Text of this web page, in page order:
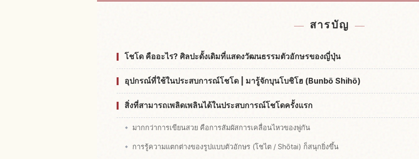
สารบัญ
โชโด คืออะไร? ศิลปะดั้งเดิมที่แสดงวัฒนธรรมตัวอักษรของญี่ปุ่น
อุปกรณ์ที่ใช้ในประสบการณ์โชโด | มารู้จักบุนโบชิโฮ (Bunbō Shihō)
สิ่งที่สามารถเพลิดเพลินได้ในประสบการณ์โชโดครั้งแรก
มากกว่าการเขียนสวย คือการสัมผัสการเคลื่อนไหวของพู่กัน
การรู้ความแตกต่างของรูปแบบตัวอักษร (โชไต / Shōtai) ก็สนุกยิ่งขึ้น